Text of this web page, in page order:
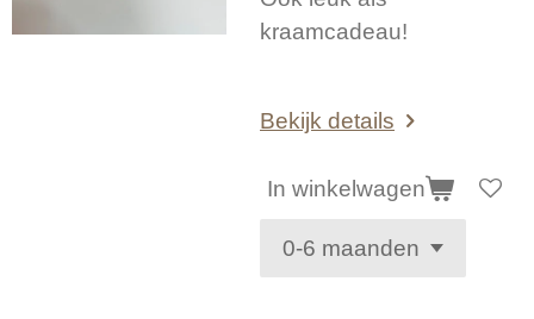
kraamcadeau!
Bekijk details
In winkelwagen